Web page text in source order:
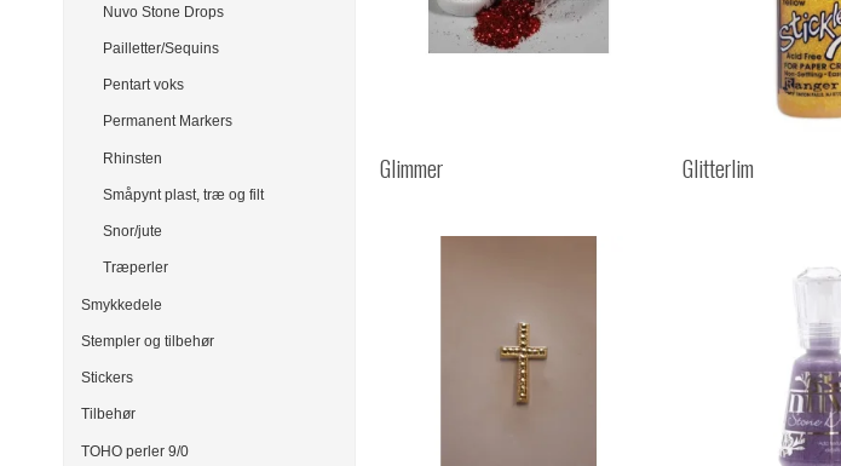
Nuvo Stone Drops
Pailletter/Sequins
Pentart voks
Permanent Markers
Rhinsten
Småpynt plast, træ og filt
Snor/jute
Træperler
Smykkedele
Stempler og tilbehør
Stickers
Tilbehør
TOHO perler 9/0
Glimmer Glitterlim